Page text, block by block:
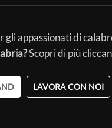
gli appassionati di
Scopri di più
LAVORA CON NOI